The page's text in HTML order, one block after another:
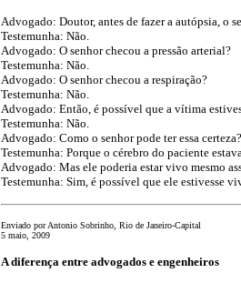
Advogado: Doutor, antes de fazer a autópsia, o
Testemunha: Não.
Advogado: O senhor checou a pressão arterial?
Testemunha: Não.
Advogado: O senhor checou a respiração?
Testemunha: Não.
Advogado: Então, é possível que a vítima
Testemunha: Não.
Advogado: Como o senhor pode ter essa certeza?
Testemunha: Porque o cérebro do paciente
Advogado: Mas ele poderia estar vivo mesmo
Testemunha: Sim, é possível que ele estivesse
Enviado por Antonio Sobrinho, Rio de Janeiro-Capital
5 maio, 2009
A diferença entre advogados e engenheiros